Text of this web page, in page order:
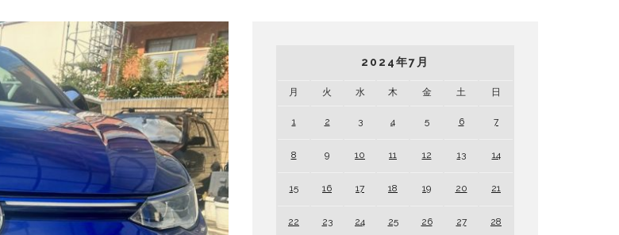
2024年7月
月 火 水 木 金 土 日
1 2 3 4 5 6 7
8 9 10 11 12 13 14
15 16 17 18 19 20 21
22 23 24 25 26 27 28